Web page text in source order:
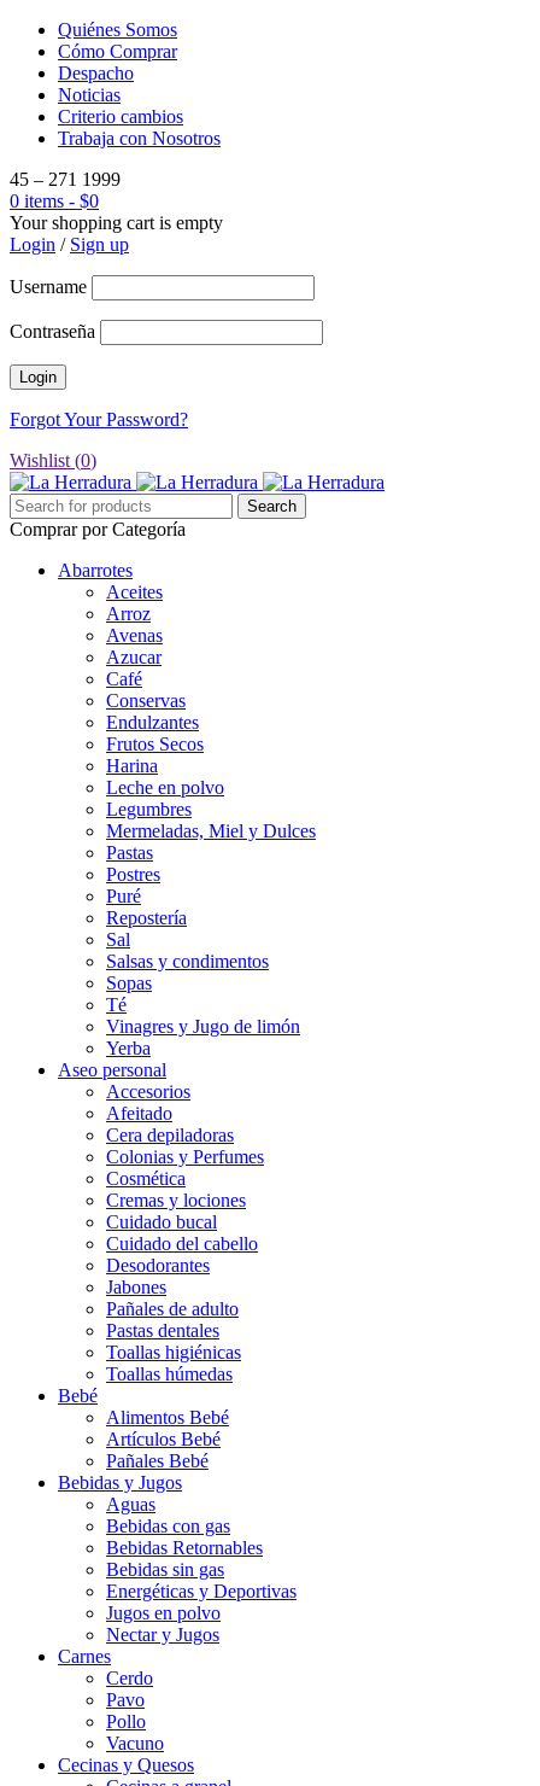
Quiénes Somos
Cómo Comprar
Despacho
Noticias
Criterio cambios
Trabaja con Nosotros
45 – 271 1999
0 items - $0
Your shopping cart is empty
Login / Sign up
Username
Contraseña
Forgot Your Password?
Wishlist (0)
Comprar por Categoría
Abarrotes
Aceites
Arroz
Avenas
Azucar
Café
Conservas
Endulzantes
Frutos Secos
Harina
Leche en polvo
Legumbres
Mermeladas, Miel y Dulces
Pastas
Postres
Puré
Repostería
Sal
Salsas y condimentos
Sopas
Té
Vinagres y Jugo de limón
Yerba
Aseo personal
Accesorios
Afeitado
Cera depiladoras
Colonias y Perfumes
Cosmética
Cremas y lociones
Cuidado bucal
Cuidado del cabello
Desodorantes
Jabones
Pañales de adulto
Pastas dentales
Toallas higiénicas
Toallas húmedas
Bebé
Alimentos Bebé
Artículos Bebé
Pañales Bebé
Bebidas y Jugos
Aguas
Bebidas con gas
Bebidas Retornables
Bebidas sin gas
Energéticas y Deportivas
Jugos en polvo
Nectar y Jugos
Carnes
Cerdo
Pavo
Pollo
Vacuno
Cecinas y Quesos